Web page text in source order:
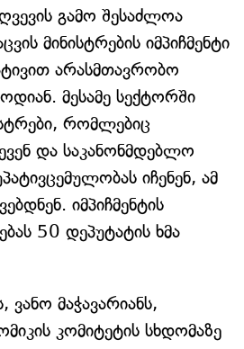
გამო შესაძლოა
მინისტრების იმპიჩმენტი
არასმთავრობო
მესამე სექტორში
რომლებიც
და საკანონმდებლო
იჩენენ, ამ
იმპიჩმენტის
50 დეპუტატის ხმა
ვანო მაჭავარიანს,
კომიტეტის სხდომაზე